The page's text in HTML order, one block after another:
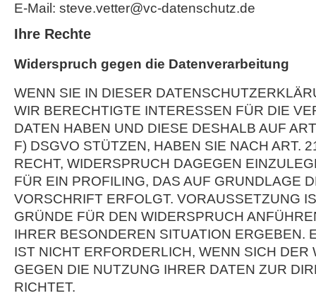
E-Mail: steve.vetter@vc-datenschutz.de
Ihre Rechte
Widerspruch gegen die Datenverarbeitung
WENN SIE IN DIESER
WIR BERECHTIGTE INTERESSEN FÜR DIE
DATEN HABEN UND DIESE DESHALB AUF
F) DSGVO STÜTZEN, HABEN SIE NACH ART.
RECHT, WIDERSPRUCH DAGEGEN
FÜR EIN PROFILING, DAS AUF GRUNDLAGE
VORSCHRIFT ERFOLGT. VORAUSSETZUNG
GRÜNDE FÜR DEN WIDERSPRUCH
IHRER BESONDEREN SITUATION ERGEBEN.
IST NICHT ERFORDERLICH, WENN SICH DER
GEGEN DIE NUTZUNG IHRER DATEN ZUR
RICHTET.